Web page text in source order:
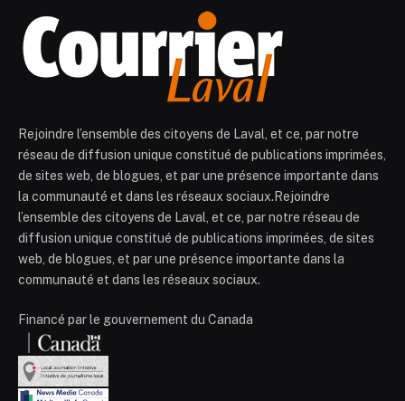
Rejoindre l’ensemble des citoyens de Laval, et ce, par notre
réseau de diffusion unique constitué de publications imprimées,
de sites web, de blogues, et par une présence importante dans
la communauté et dans les réseaux sociaux.Rejoindre
l’ensemble des citoyens de Laval, et ce, par notre réseau de
diffusion unique constitué de publications imprimées, de sites
web, de blogues, et par une présence importante dans la
communauté et dans les réseaux sociaux.
Financé par le gouvernement du Canada